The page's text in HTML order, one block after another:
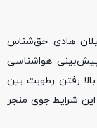
هادی حق‌شناس
پیش‌بینی هواشناسی
سلسیوس و بالا رفتن رطوبت بین
این شرایط جوی منجر